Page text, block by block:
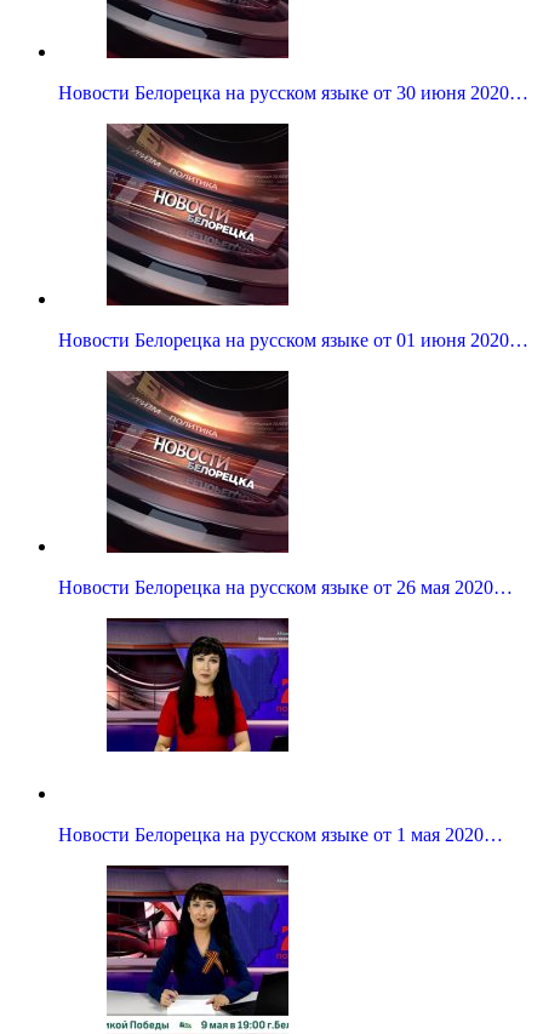
Новости Белорецка на русском языке от 30 июня 2020…
Новости Белорецка на русском языке от 01 июня 2020…
Новости Белорецка на русском языке от 26 мая 2020…
Новости Белорецка на русском языке от 1 мая 2020…